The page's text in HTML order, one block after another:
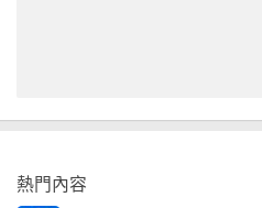
熱門內容